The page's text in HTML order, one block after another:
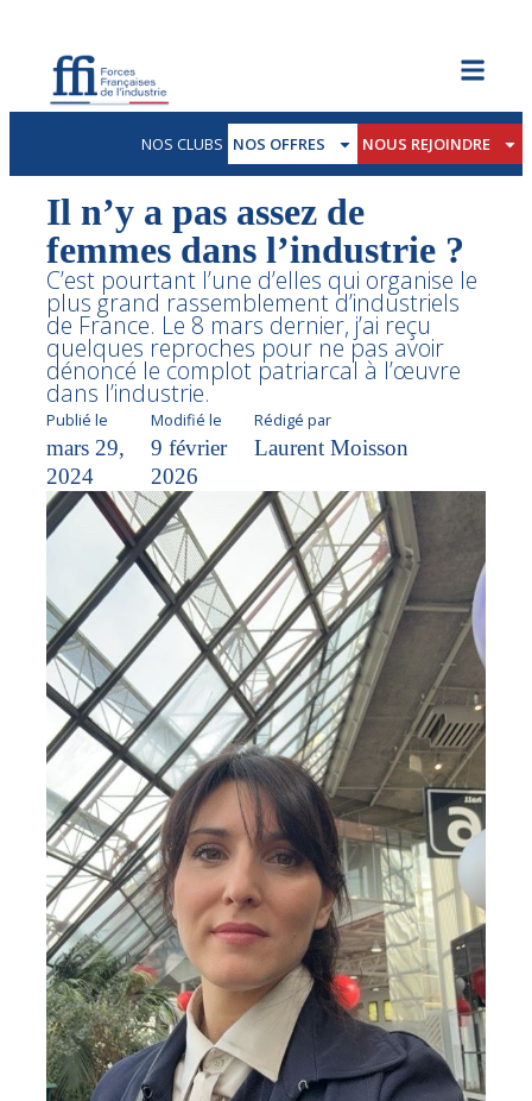
NOS CLUBS NOS OFFRES NOUS REJOINDRE
Il n’y a pas assez de
femmes dans l’industrie ?
C’est pourtant l’une d’elles qui organise le
plus grand rassemblement d’industriels
de France. Le 8 mars dernier, j’ai reçu
quelques reproches pour ne pas avoir
dénoncé le complot patriarcal à l’œuvre
dans l’industrie.
Publié le
mars 29,
2024
Modifié le
9 février
2026
Rédigé par
Laurent Moisson